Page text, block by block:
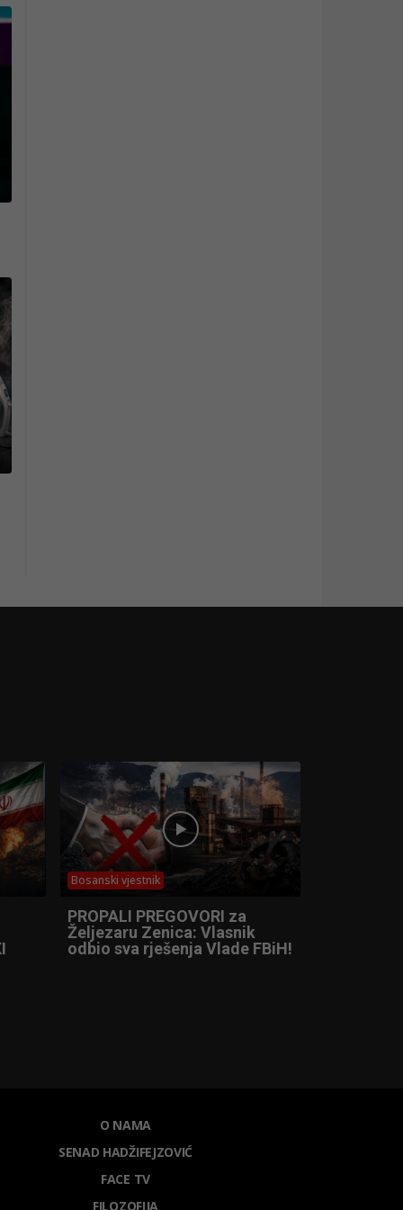
Bosanski vjestnik
PROPALI PREGOVORI za
Željezaru Zenica: Vlasnik
odbio sva rješenja Vlade FBiH!
O NAMA
SENAD HADŽIFEJZOVIĆ
FACE TV
FILOZOFIJA